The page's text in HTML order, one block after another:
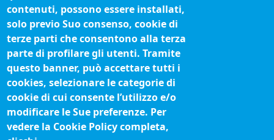
Siti tematici
Biblioteca camerale
Fatturazione elettronica
IBAN pagamenti alla CCIAA
Questionari soddisfazione utenti
Seguici su
contenuti, possono essere installati,
solo previo Suo consenso, cookie di
terze parti che consentono alla terza
parte di profilare gli utenti. Tramite
questo banner, può accettare tutti i
cookies, selezionare le categorie di
cookie di cui consente l’utilizzo e/o
modificare le Sue preferenze. Per
vedere la Cookie Policy completa,